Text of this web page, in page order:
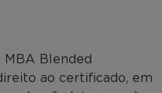
MBA Blended
ao certificado, em